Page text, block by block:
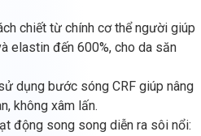
chiết từ chính cơ thể người giúp
elastin đến 600%, cho da săn
dụng bước sóng CRF giúp nâng
không xâm lấn.
động song song diễn ra sôi nổi: